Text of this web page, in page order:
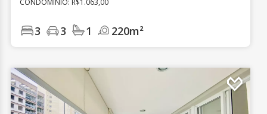
CONDOMÍNIO: R$1.063,00
3 3 1 220m²